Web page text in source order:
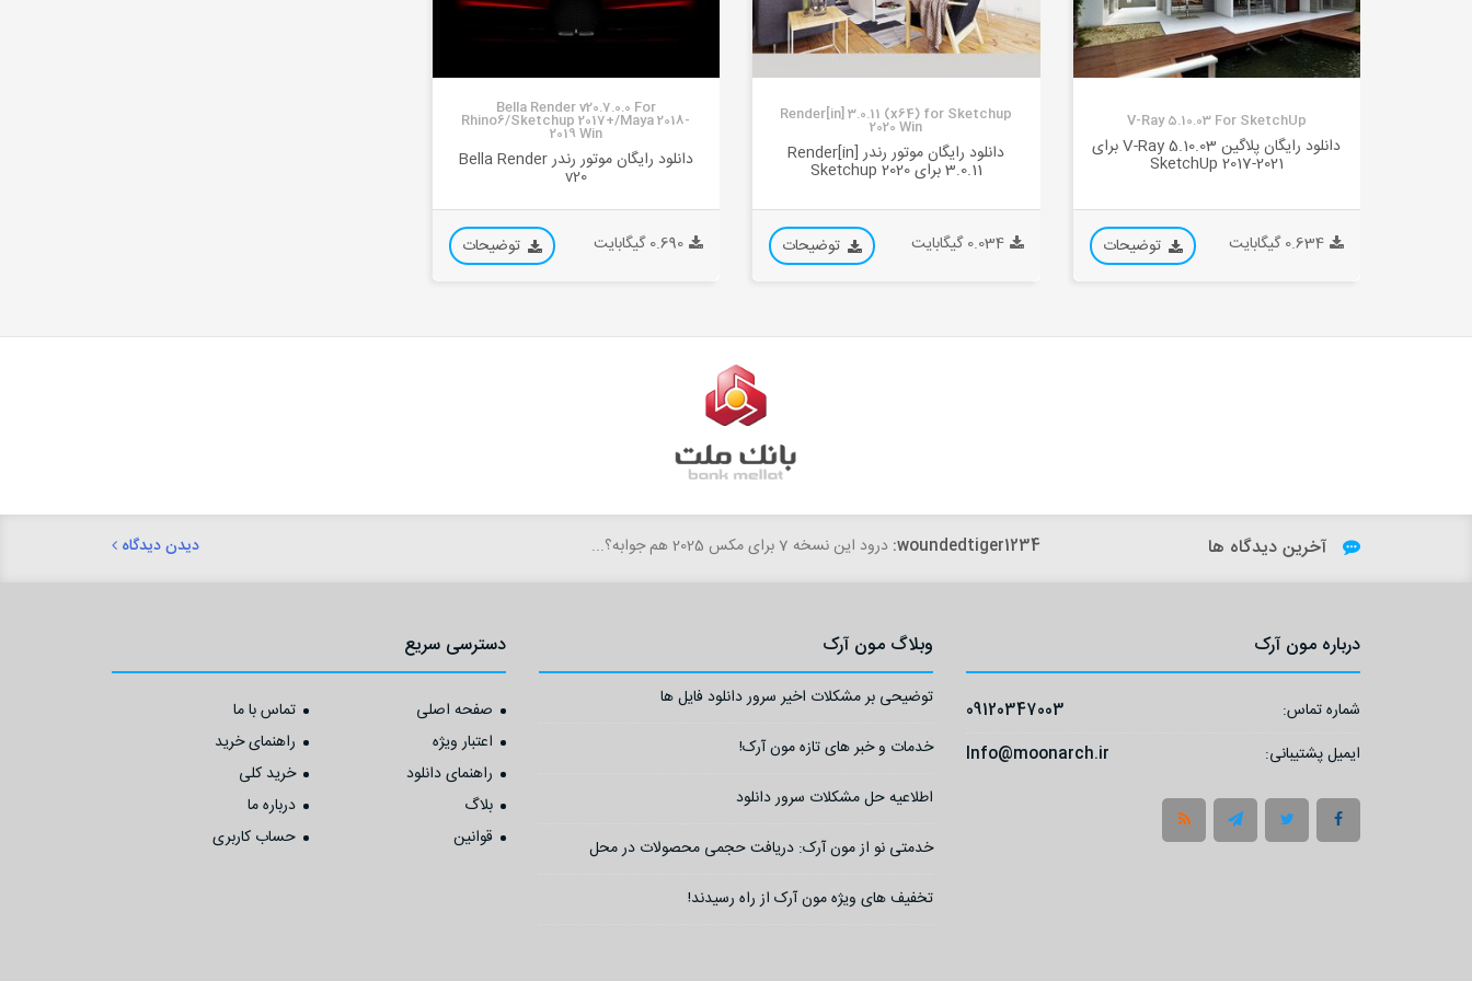
V-Ray 5.10.03 For SketchUp
دانلود رایگان پلاگین V-Ray 5.10.03 برای
SketchUp 2017-2021
0.634 گیگابایت توضیحات
Render[in] 3.0.11 (x64) for Sketchup
2020 Win
دانلود رایگان موتور رندر Render[in]
3.0.11 برای Sketchup 2020
0.034 گیگابایت توضیحات
Bella Render v20.7.0.0 For
Rhino6/Sketchup 2017+/Maya 2018-
2019 Win
دانلود رایگان موتور رندر Bella Render
v20
0.690 گیگابایت توضیحات
آخرین دیدگاه ها woundedtiger1234: درود این نسخه 7 برای مکس 2025 هم جوابه؟... دیدن دیدگاه
درباره مون آرک
شماره تماس:
09120347003
ایمیل پشتیبانی:
Info@moonarch.ir
وبلاگ مون آرک
توضیحی بر مشکلات اخیر سرور دانلود فایل ها
خدمات و خبر های تازه مون آرک!
اطلاعیه حل مشکلات سرور دانلود
خدمتی نو از مون آرک: دریافت حجمی محصولات در محل
تخفیف های ویژه مون آرک از راه رسیدند!
دسترسی سریع
صفحه اصلی
تماس با ما
اعتبار ویژه
راهنمای خرید
راهنمای دانلود
خرید کلی
بلاگ
درباره ما
قوانین
حساب کاربری